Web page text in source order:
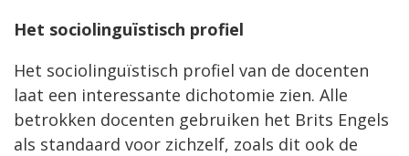
Het sociolinguïstisch profiel
Het sociolinguïstisch profiel van de docenten
laat een interessante dichotomie zien. Alle
betrokken docenten gebruiken het Brits Engels
als standaard voor zichzelf, zoals dit ook de